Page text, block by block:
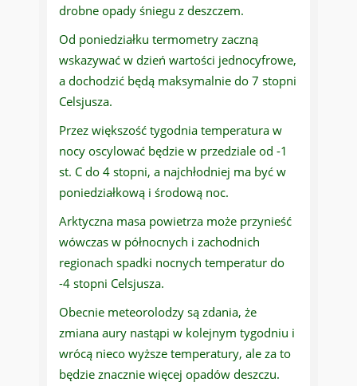
drobne opady śniegu z deszczem.
Od poniedziałku termometry zaczną
wskazywać w dzień wartości jednocyfrowe,
a dochodzić będą maksymalnie do 7 stopni
Celsjusza.
Przez większość tygodnia temperatura w
nocy oscylować będzie w przedziale od -1
st. C do 4 stopni, a najchłodniej ma być w
poniedziałkową i środową noc.
Arktyczna masa powietrza może przynieść
wówczas w północnych i zachodnich
regionach spadki nocnych temperatur do
-4 stopni Celsjusza.
Obecnie meteorolodzy są zdania, że
zmiana aury nastąpi w kolejnym tygodniu i
wrócą nieco wyższe temperatury, ale za to
będzie znacznie więcej opadów deszczu.